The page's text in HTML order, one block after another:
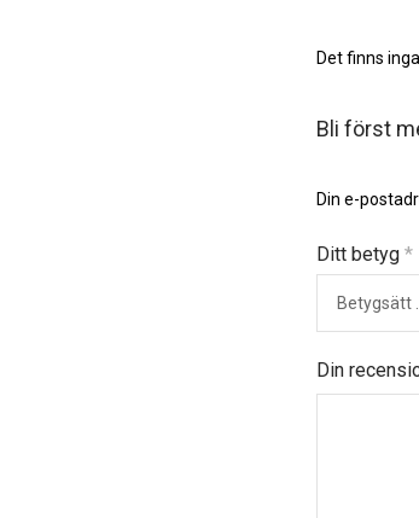
Det finns
Bli först
Din e-
Ditt betyg *
Din